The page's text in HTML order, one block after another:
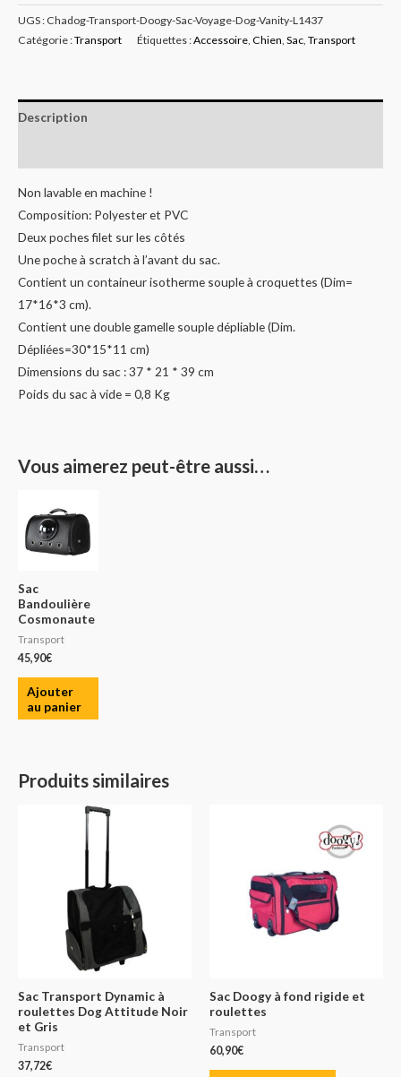
UGS : Chadog-Transport-Doogy-Sac-Voyage-Dog-Vanity-L1437
Catégorie :Transport Étiquettes :Accessoire, Chien, Sac, Transport
Description
Non lavable en machine !
Composition: Polyester et PVC
Deux poches filet sur les côtés
Une poche à scratch à l’avant du sac.
Contient un containeur isotherme souple à croquettes (Dim=
17*16*3 cm).
Contient une double gamelle souple dépliable (Dim.
Dépliées=30*15*11 cm)
Dimensions du sac : 37 * 21 * 39 cm
Poids du sac à vide = 0,8 Kg
Vous aimerez peut-être aussi…
Sac
Bandoulière
Cosmonaute
Transport
45,90€
Ajouter
au panier
Produits similaires
Sac Transport Dynamic à
roulettes Dog Attitude Noir
et Gris
Transport
37,72€
Sac Doogy à fond rigide et
roulettes
Transport
60,90€